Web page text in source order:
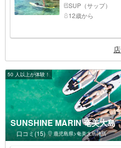
SUP（サップ）
12歳から
50 人以上が体験！
SUNSHINE MARIN 奄美大島
口コミ(15) 鹿児島県>奄美大島諸島